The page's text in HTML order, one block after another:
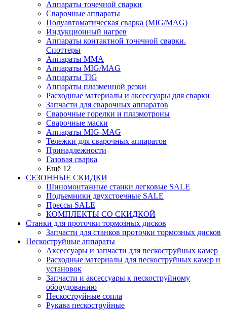
Аппараты точечной сварки
Сварочные аппараты
Полуавтоматическая сварка (MIG/MAG)
Индукционный нагрев
Аппараты контактной точечной сварки.
Споттеры
Аппараты MMA
Аппараты MIG/MAG
Аппараты TIG
Аппараты плазменной резки
Расходные материалы и аксессуары для сварки
Запчасти для сварочных аппаратов
Сварочные горелки и плазмотроны
Сварочные маски
Аппараты MIG-MAG
Тележки для сварочных аппаратов
Принадлежности
Газовая сварка
Ещё 12
СЕЗОННЫЕ СКИДКИ
Шиномонтажные станки легковые SALE
Подъемники двухстоечные SALE
Прессы SALE
КОМПЛЕКТЫ СО СКИДКОЙ
Станки для проточки тормозных дисков
Запчасти для станков проточки тормозных дисков
Пескоструйные аппараты
Аксессуары и запчасти для пескоструйных камер
Расходные материалы для пескоструйных камер и
установок
Запчасти и аксессуары к пескоструйному
оборудованию
Пескоструйные сопла
Рукава пескоструйные